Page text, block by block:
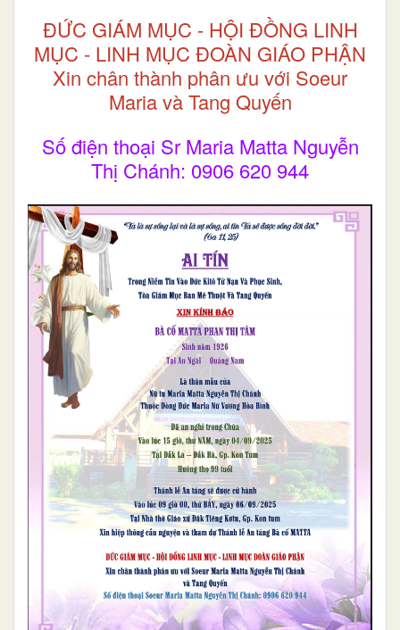
ĐỨC GIÁM MỤC - HỘI ĐỒNG LINH
MỤC - LINH MỤC ĐOÀN GIÁO PHẬN
Xin chân thành phân ưu với Soeur
Maria và Tang Quyến
Số điện thoại Sr Maria Matta Nguyễn
Thị Chánh: 0906 620 944